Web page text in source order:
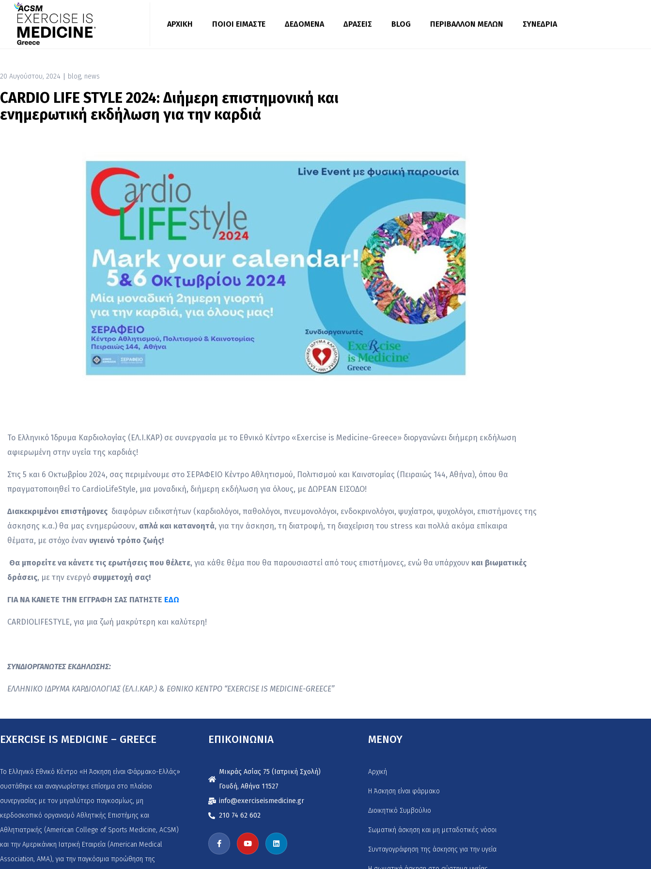
ΑΡΧΙΚΗ ΠΟΙΟΙ ΕΙΜΑΣΤΕ ΔΕΔΟΜΕΝΑ ΔΡΑΣΕΙΣ BLOG ΠΕΡΙΒΑΛΛΟΝ ΜΕΛΩΝ ΣΥΝΕΔΡΙΑ
20 Αυγούστου, 2024 blog, news
CARDIO LIFE STYLE 2024: Διήμερη επιστημονική και
ενημερωτική εκδήλωση για την καρδιά
Το Ελληνικό Ίδρυμα Καρδιολογίας (ΕΛ.Ι.ΚΑΡ) σε συνεργασία με το Εθνικό Κέντρο «Exercise is Medicine-Greece» διοργανώνει διήμερη εκδήλωση
αφιερωμένη στην υγεία της καρδιάς!
Στις 5 και 6 Οκτωβρίου 2024, σας περιμένουμε στο ΣΕΡΑΦΕΙΟ Κέντρο Αθλητισμού, Πολιτισμού και Καινοτομίας (Πειραιώς 144, Αθήνα), όπου θα
πραγματοποιηθεί το CardioLifeStyle, μια μοναδική, διήμερη εκδήλωση για όλους, με ΔΩΡΕΑΝ ΕΙΣΟΔΟ!
Διακεκριμένοι επιστήμονες διαφόρων ειδικοτήτων (καρδιολόγοι, παθολόγοι, πνευμονολόγοι, ενδοκρινολόγοι, ψυχίατροι, ψυχολόγοι, επιστήμονες της
άσκησης κ.α.) θα μας ενημερώσουν, απλά και κατανοητά, για την άσκηση, τη διατροφή, τη διαχείριση του stress και πολλά ακόμα επίκαιρα
θέματα, με στόχο έναν υγιεινό τρόπο ζωής!
Θα μπορείτε να κάνετε τις ερωτήσεις που θέλετε, για κάθε θέμα που θα παρουσιαστεί από τους επιστήμονες, ενώ θα υπάρχουν και βιωματικές
δράσεις, με την ενεργό συμμετοχή σας!
ΓΙΑ ΝΑ ΚΑΝΕΤΕ ΤΗΝ ΕΓΓΡΑΦΗ ΣΑΣ ΠΑΤΗΣΤΕ ΕΔΩ
CARDIOLIFESTYLE, για μια ζωή μακρύτερη και καλύτερη!
ΣΥΝΔΙΟΡΓΑΝΩΤΕΣ ΕΚΔΗΛΩΣΗΣ:
EΛΛΗΝΙΚΟ ΙΔΡΥΜΑ ΚΑΡΔΙΟΛΟΓΙΑΣ (ΕΛ.Ι.ΚΑΡ.) & ΕΘΝΙΚΟ ΚΕΝΤΡΟ “EXERCISE IS MEDICINE-GREECE”
EXERCISE IS MEDICINE – GREECE
Το Ελληνικό Εθνικό Κέντρο «Η Άσκηση είναι Φάρμακο-Ελλάς»
συστάθηκε και αναγνωρίστηκε επίσημα στο πλαίσιο
συνεργασίας με τον μεγαλύτερο παγκοσμίως, μη
κερδοσκοπικό οργανισμό Αθλητικής Επιστήμης και
Αθλητιατρικής (American College of Sports Medicine, ACSM)
και την Αμερικάνικη Ιατρική Εταιρεία (American Medical
Association, AMA), για την παγκόσμια προώθηση της
ΕΠΙΚΟΙΝΩΝΙΑ
Μικράς Ασίας 75 (Ιατρική Σχολή)
Γουδή, Αθήνα 11527
info@exerciseismedicine.gr
210 74 62 602
MENOY
Αρχική
H Άσκηση είναι φάρμακο
Διοικητικό Συμβούλιο
Σωματική άσκηση και μη μεταδοτικές νόσοι
Συνταγογράφηση της άσκησης για την υγεία